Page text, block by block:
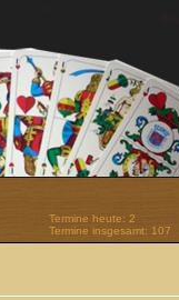
Termine heute: 2
Termine insgesamt: 107